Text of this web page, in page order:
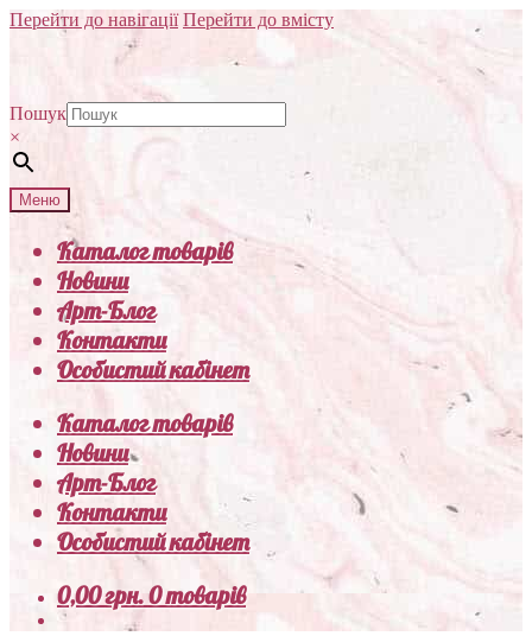
Перейти до навігації Перейти до вмісту
Пошук
×
Меню
Каталог товарів
Новини
Арт-Блог
Контакти
Особистий кабінет
Каталог товарів
Новини
Арт-Блог
Контакти
Особистий кабінет
0,00грн.0 товарів